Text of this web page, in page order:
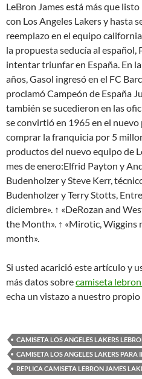
LeBron James está más que
con Los Angeles Lakers y hasta
reemplazo en el equipo
la propuesta seducía al español,
intentar triunfar en España. En
años, Gasol ingresó en el FC
proclamó Campeón de España
también se sucedieron en las
se convirtió en 1965 en el
comprar la franquicia por 5
productos del nuevo equipo de
mes de enero:Elfrid Payton y
Budenholzer y Steve Kerr,
Budenholzer y Terry Stotts,
diciembre». ↑ «DeRozan and
the Month». ↑ «Mirotic, Wiggins
month».
Si usted acarició este artículo y
más datos sobrecamiseta
echa un vistazo a nuestro
CAMISETA LOS ANGELES LAKERS
CAMISETA LOS ANGELES LAKERS PARA
REPLICA CAMISETA LEBRON JAMES